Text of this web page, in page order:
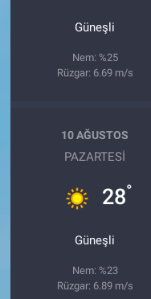
Güneşli
Nem: %25
Rüzgar: 6.69 m/s
10 AĞUSTOS
PAZARTESI
28°
Güneşli
Nem: %23
Rüzgar: 6.89 m/s